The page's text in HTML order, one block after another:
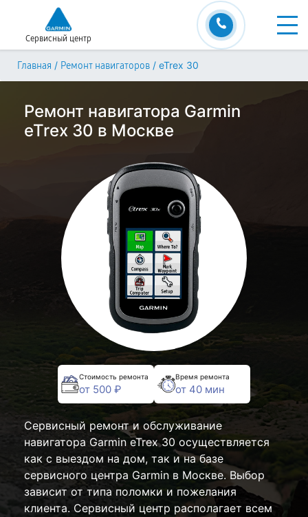
Сервисный центр
Главная / Ремонт навигаторов / eTrex 30
Ремонт навигатора Garmin
eTrex 30 в Москве
Стоимость ремонта
от 500 ₽
Время ремонта
от 40 мин
Сервисный ремонт и обслуживание
навигатора Garmin eTrex 30 осуществляется
как с выездом на дом, так и на базе
сервисного центра Garmin в Москве. Выбор
зависит от типа поломки и пожелания
клиента. Сервисный центр располагает всем